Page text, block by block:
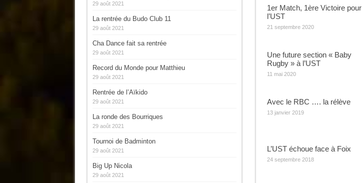
1er Match, 1ère Victoire pour
l’UST
21 septembre 2020
Une future section « Baby
Rugby » à l’UST
11 mai 2020
Avec le RBC …. la rélève
13 janvier 2019
L’UST échoue face à Foix
24 septembre 2018
29 août 2021
La rentrée du Budo Club 11
29 août 2021
Cha Dance fait sa rentrée
29 août 2021
Record du Monde pour Matthieu
29 août 2021
Rentrée de l’Aïkido
29 août 2021
La ronde des Bourriques
29 août 2021
Tournoi de Badminton
29 août 2021
Big Up Nicola
29 août 2021